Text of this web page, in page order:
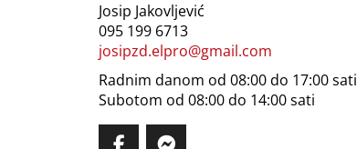
Josip Jakovljević
095 199 6713
josipzd.elpro@gmail.com
Radnim danom od 08:00 do 17:00 sati
Subotom od 08:00 do 14:00 sati